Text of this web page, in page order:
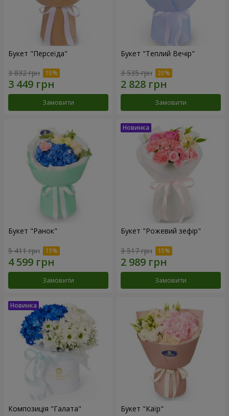
Букет "Персеїда"
3 832 грн
Замовити
Букет "Теплий Вечір"
3 535 грн
Замовити
Букет "Ранок"
5 411 грн
Замовити
Букет "Рожевий зефір"
3 517 грн
Замовити
Композиція "Галата" Букет "Каїр"